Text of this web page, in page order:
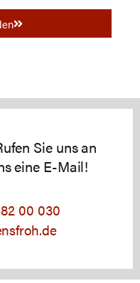
Sie uns an
eine E-Mail!
00 030